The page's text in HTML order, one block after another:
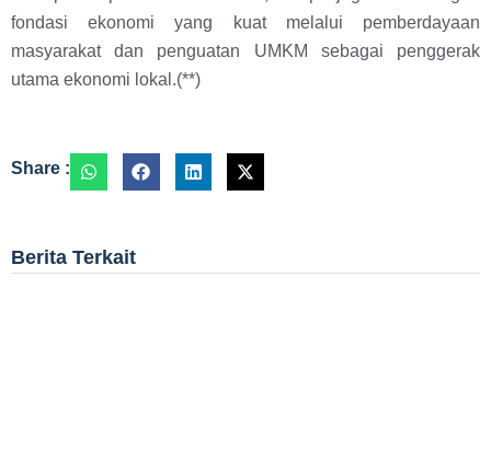
fondasi ekonomi yang kuat melalui pemberdayaan
masyarakat dan penguatan UMKM sebagai penggerak
utama ekonomi lokal.(**)
Share :
Berita Terkait